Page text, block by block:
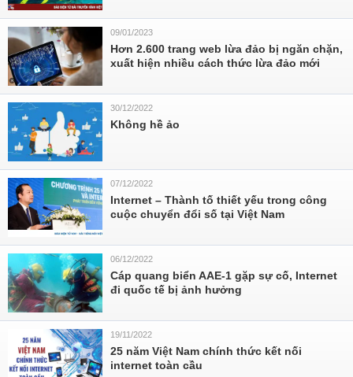
09/01/2023
Hơn 2.600 trang web lừa đảo bị ngăn chặn,
xuất hiện nhiều cách thức lừa đảo mới
30/12/2022
Không hề ảo
07/12/2022
Internet – Thành tố thiết yếu trong công
cuộc chuyển đổi số tại Việt Nam
06/12/2022
Cáp quang biển AAE-1 gặp sự cố, Internet
đi quốc tế bị ảnh hưởng
19/11/2022
25 năm Việt Nam chính thức kết nối
internet toàn cầu